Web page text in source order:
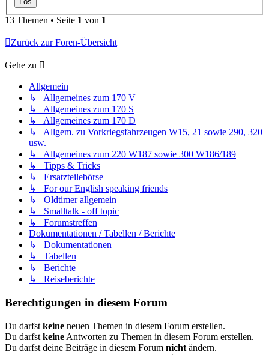
13 Themen • Seite 1 von 1
Zurück zur Foren-Übersicht
Gehe zu
Allgemein
↳ Allgemeines zum 170 V
↳ Allgemeines zum 170 S
↳ Allgemeines zum 170 D
↳ Allgem. zu Vorkriegsfahrzeugen W15, 21 sowie 290, 320
usw.
↳ Allgemeines zum 220 W187 sowie 300 W186/189
↳ Tipps & Tricks
↳ Ersatzteilebörse
↳ For our English speaking friends
↳ Oldtimer allgemein
↳ Smalltalk - off topic
↳ Forumstreffen
Dokumentationen / Tabellen / Berichte
↳ Dokumentationen
↳ Tabellen
↳ Berichte
↳ Reiseberichte
Berechtigungen in diesem Forum
Du darfst keine neuen Themen in diesem Forum erstellen.
Du darfst keine Antworten zu Themen in diesem Forum erstellen.
Du darfst deine Beiträge in diesem Forum nicht ändern.